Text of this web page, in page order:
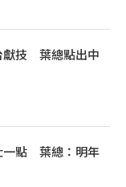
獻技 葉總點出中
一點 葉總：明年